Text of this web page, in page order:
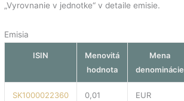
„Vyrovnanie v jednotke“ v detaile emisie.
Emisia
ISIN
Menovitá
hodnota
Mena
denominácie
SK1000022360 0,01 EUR